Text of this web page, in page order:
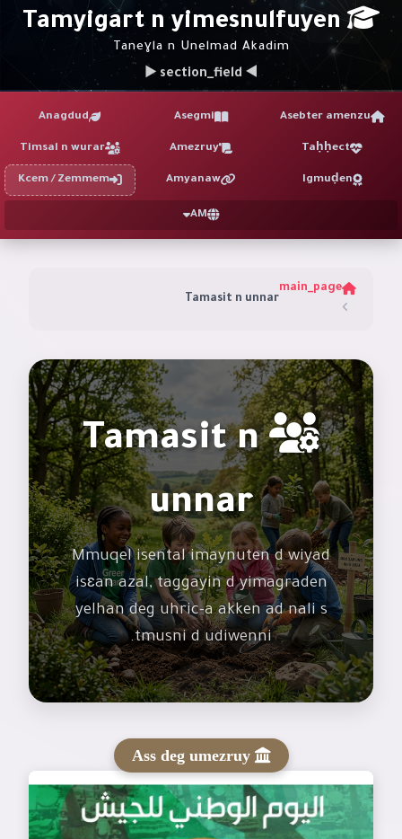
Tamyigart n yimesnulfuyen
Taneɣla n Unelmad Akadim
◀ section_field ▶
Asebter amenzu
Asegmi
Anagdud
Taḥḥect
Amezruy
Timsal n wurar
Igmuḍen
Amyanaw
Kcem / Zemmem
AM
main_page
Tamasit n unnar
Tamasit n
unnar
Mmuqel isental imaynuten d wiyad
isɛan azal, taggayin d yimagraden
yelhan deg uhric-a akken ad nali s
tmusni d udiwenni.
Ass deg umezruy